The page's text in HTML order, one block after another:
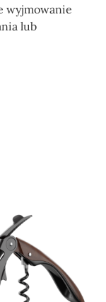
wyjmowanie
lub